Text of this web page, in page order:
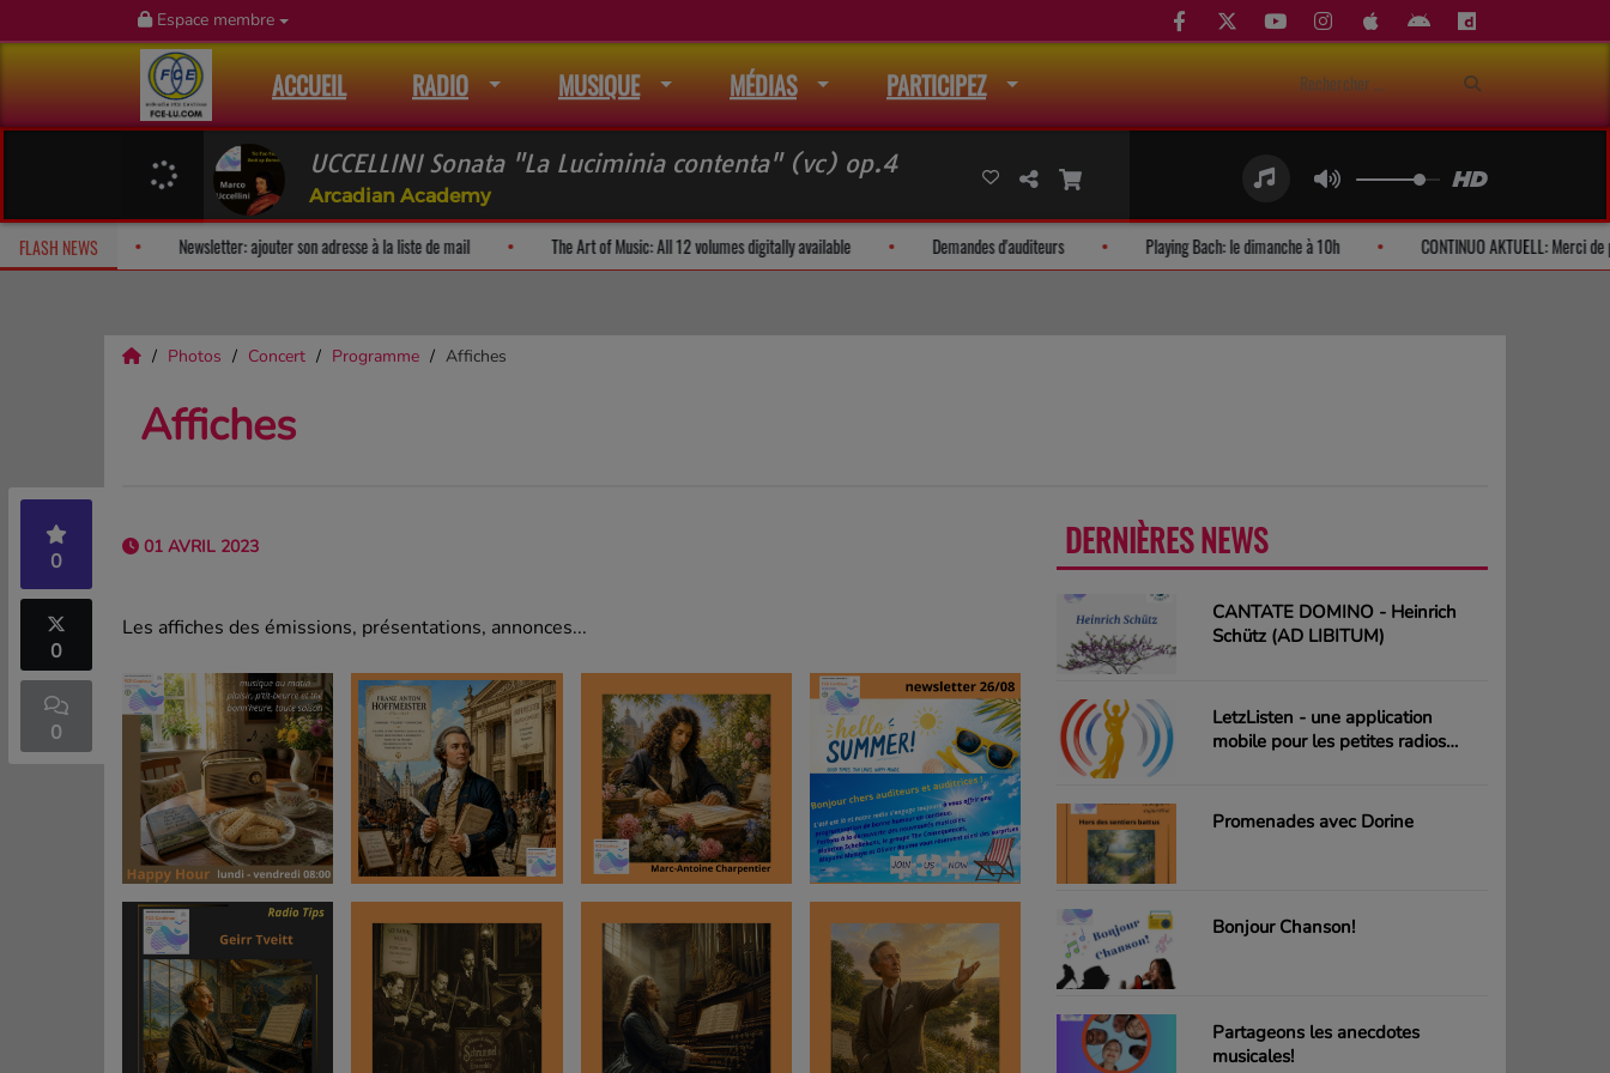
Espace membre
ACCUEIL RADIO MUSIQUE MÉDIAS PARTICIPEZ
UCCELLINI Sonata "La Luciminia contenta" (vc) op.4
Arcadian Academy
FLASH NEWSFan Releases & Merch Newsletter: ajouter son adresse à la liste de mail The Art of Music: All 12 volumes digitally available Demandes d'auditeurs Playing Bach: le dimanche à 10h CONTINUO
Photos Concert Programme Affiches
Affiches
0
0
0
01 AVRIL 2023
Les affiches des émissions, présentations, annonces...
DERNIÈRES NEWS
CANTATE DOMINO - Heinrich
Schütz (AD LIBITUM)
LetzListen - une application
mobile pour les petites radios
Promenades avec Dorine
Bonjour Chanson!
Partageons les anecdotes
musicales!